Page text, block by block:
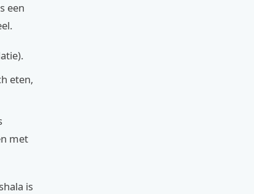
een
eten,
met
is